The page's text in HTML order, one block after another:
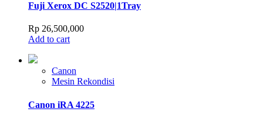
Fuji Xerox DC S2520|1Tray
Rp 26,500,000
Add to cart
Canon
Mesin Rekondisi
Canon iRA 4225